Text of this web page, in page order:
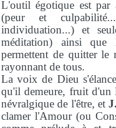
L'outil égotique est par
(peur et
individuation...) et
méditation) ainsi que
permettent de quitter le
rayonnant de tous.
La voix de Dieu
qu'il demeure, fruit d'un
névralgique de l'être, et
clamer l'Amour (ou